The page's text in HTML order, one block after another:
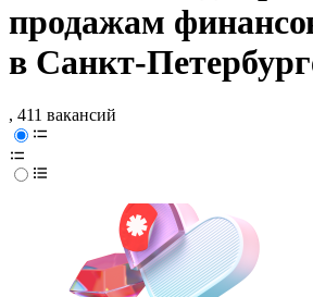
продажам
в Санкт-
, 411 вакансий